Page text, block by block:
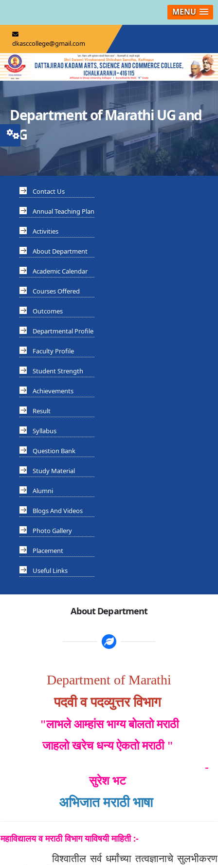
MENU
dkasccollege@gmail.com
Department of Marathi UG and
PG
Contact Us
Annual Teaching Plan
Activities
About Department
Academic Calendar
Courses Offered
Outcomes
Departmental Profile
Faculty Profile
Student Strength
Achievements
Result
Syllabus
Question Bank
Study Material
Alumni
Blogs And Videos
Photo Gallery
Placement
Useful Links
About Department
Department of Marathi
पदवी व पदव्युत्तर विभाग
"लाभले आम्हांस भाग्य बोलतो मराठी
जाहलो खरेच धन्य ऐकतो मराठी "
-
सुरेश भट
अभिजात मराठी भाषा
महाविद्यालय व मराठी विभाग याविषयी माहिती :-
विश्वातील सर्व धर्मांच्या तत्वज्ञानाचे सुलभीकरण